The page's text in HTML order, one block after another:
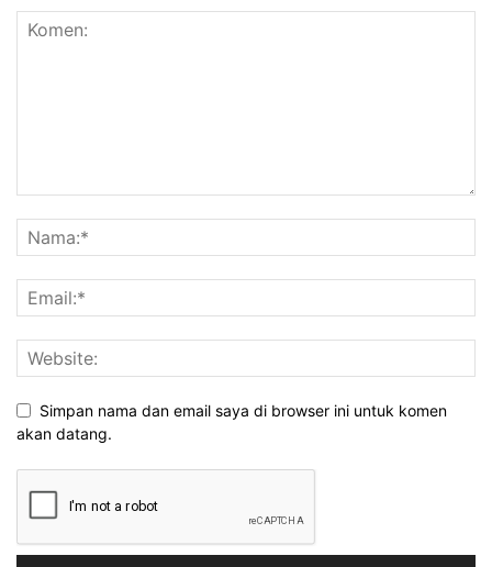
Simpan nama dan email saya di browser ini untuk komen
akan datang.